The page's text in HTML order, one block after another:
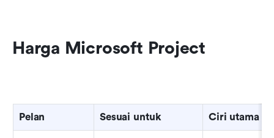
Harga Microsoft Project
Pelan Sesuai untuk Ciri utama